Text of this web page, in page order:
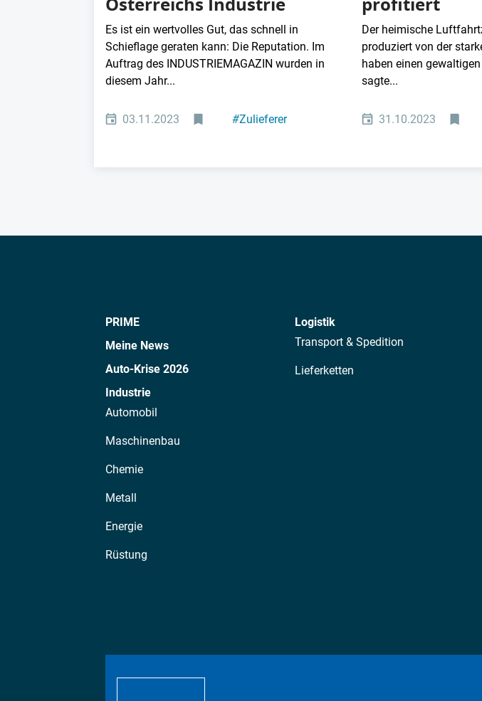
Es ist ein wertvolles Gut, das schnell in
Schieflage geraten kann: Die Reputation. Im
Auftrag des INDUSTRIEMAGAZIN wurden in
diesem Jahr...
03.11.2023 #Zulieferer
Der heimische
produziert von der
haben einen
sagte...
31.10.2023
PRIME
Meine News
Auto-Krise 2026
Industrie
Automobil
Maschinenbau
Chemie
Metall
Energie
Rüstung
Logistik
Transport & Spedition
Lieferketten